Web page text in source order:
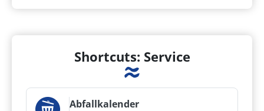
Shortcuts: Service
Abfallkalender